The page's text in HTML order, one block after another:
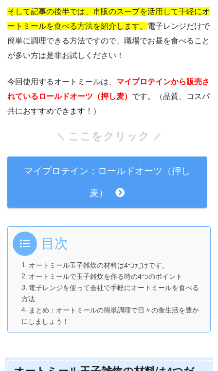
そして記事の後半では、市販のスープを活用して手軽にオ
ートミールを食べる方法を紹介します。 電子レンジだけで
簡単に調理できる方法ですので、職場でお昼を食べること
が多い方は是非お試しください！
今回使用するオートミールは、 マイプロテインから販売さ
れているロールドオーツ（押し麦） です。（品質、コスパ
共におすすめできます！）
ここをクリック
マイプロテイン：ロールドオーツ（押し
麦）
目次
オートミール玉子雑炊の材料は4つだけです。
オートミールで玉子雑炊を作る時の4つのポイント
電子レンジを使って会社で手軽にオートミールを食べる
方法
まとめ：オートミールの簡単調理で日々の食生活を豊か
にしましょう！